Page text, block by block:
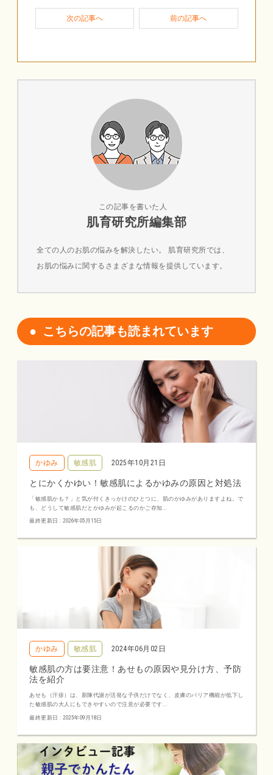
次の記事へ 前の記事へ
この記事を書いた人
肌育研究所編集部
全ての人のお肌の悩みを解決したい。 肌育研究所では、
お肌の悩みに関するさまざまな情報を提供しています。
こちらの記事も読まれています
かゆみ 敏感肌 2025年10月21日
とにかくかゆい！敏感肌によるかゆみの原因と対処法
「敏感肌かも？」と気が付くきっかけのひとつに、肌のかゆみがありますよね。で
も、どうして敏感肌だとかゆみが起こるのかご存知...
最終更新日 : 2026年05月15日
かゆみ 敏感肌 2024年06月02日
敏感肌の方は要注意！あせもの原因や見分け方、予防
法を紹介
あせも（汗疹）は、新陳代謝が活発な子供だけでなく、皮膚のバリア機能が低下し
た敏感肌の大人にもできやすいので注意が必要です...
最終更新日 : 2025年09月18日